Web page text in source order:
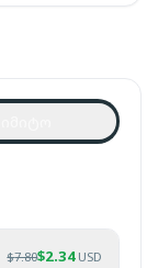
$7.80$2.34 USD